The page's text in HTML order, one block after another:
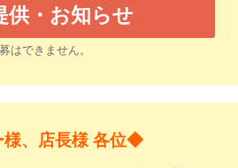
供・お知らせ
はできません。
、店長様 各位◆